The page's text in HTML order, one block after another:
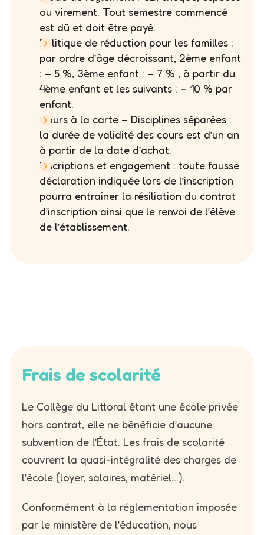
ou virement. Tout semestre commencé
est dû et doit être payé.
Politique de réduction pour les familles :
par ordre d’âge décroissant, 2ème enfant
: – 5 %, 3ème enfant : – 7 % , à partir du
4ème enfant et les suivants : – 10 % par
enfant.
Cours à la carte – Disciplines séparées :
la durée de validité des cours est d’un an
à partir de la date d’achat.
Inscriptions et engagement : toute fausse
déclaration indiquée lors de l’inscription
pourra entraîner la résiliation du contrat
d’inscription ainsi que le renvoi de l’élève
de l’établissement.
Frais de scolarité
Le Collège du Littoral étant une école privée
hors contrat, elle ne bénéficie d’aucune
subvention de l’État. Les frais de scolarité
couvrent la quasi-intégralité des charges de
l’école (loyer, salaires, matériel…).
Conformément à la réglementation imposée
par le ministère de l’éducation, nous